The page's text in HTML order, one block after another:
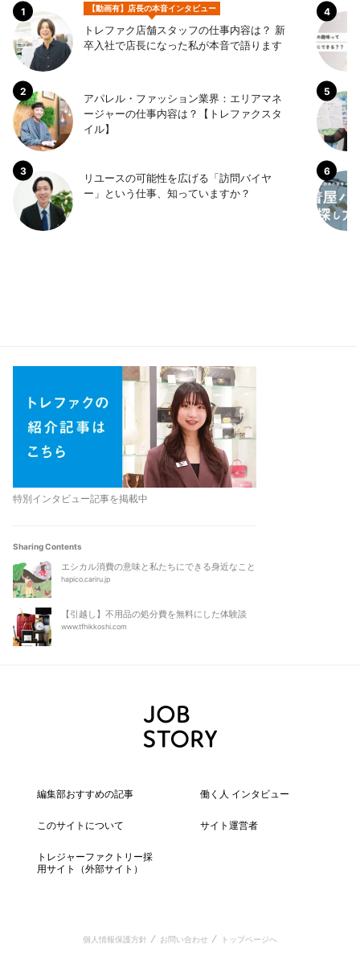
【動画有】店長の本音インタビュー
トレファク店舗スタッフの仕事内容は？ 新
卒入社で店長になった私が本音で語ります
アパレル・ファッション業界：エリアマネ
ージャーの仕事内容は？【トレファクスタ
イル】
リユースの可能性を広げる「訪問バイヤ
ー」という仕事、知っていますか？
特別インタビュー記事を掲載中
Sharing Contents
エシカル消費の意味と私たちにできる身近なこと
hapico.cariru.jp
【引越し】不用品の処分費を無料にした体験談
www.tfhikkoshi.com
編集部おすすめの記事 働く人 インタビュー
このサイトについて サイト運営者
トレジャーファクトリー採
用サイト
（外部サイト）
個人情報保護方針 お問い合わせ トップページへ